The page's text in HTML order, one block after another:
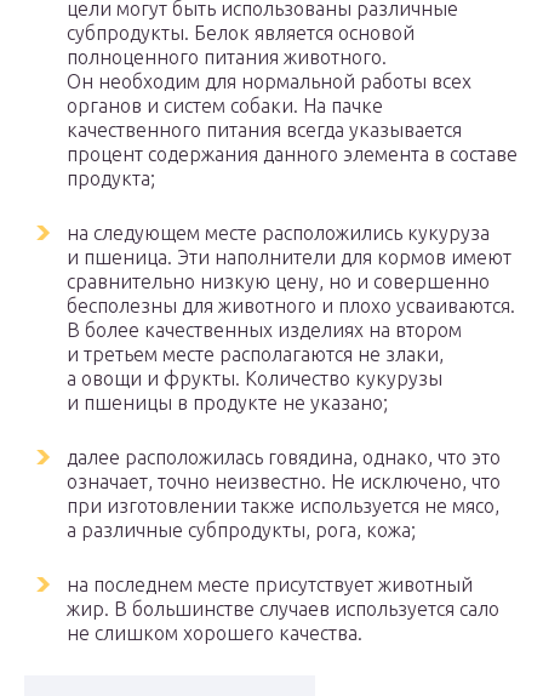
цели могут быть использованы различные
субпродукты. Белок является основой
полноценного питания животного.
Он необходим для нормальной работы всех
органов и систем собаки. На пачке
качественного питания всегда указывается
процент содержания данного элемента в составе
продукта;
на следующем месте расположились кукуруза
и пшеница. Эти наполнители для кормов имеют
сравнительно низкую цену, но и совершенно
бесполезны для животного и плохо усваиваются.
В более качественных изделиях на втором
и третьем месте располагаются не злаки,
а овощи и фрукты. Количество кукурузы
и пшеницы в продукте не указано;
далее расположилась говядина, однако, что это
означает, точно неизвестно. Не исключено, что
при изготовлении также используется не мясо,
а различные субпродукты, рога, кожа;
на последнем месте присутствует животный
жир. В большинстве случаев используется сало
не слишком хорошего качества.